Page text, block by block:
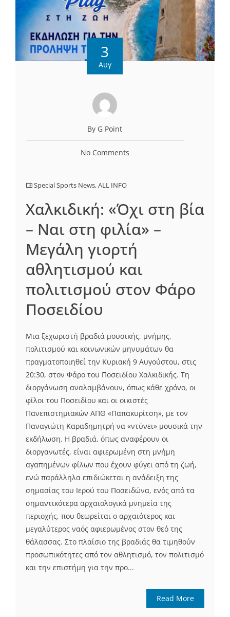
3
Αυγ
By G Point
No Comments
Special Sports News,ALL INFO
Χαλκιδική: «Όχι στη βία
– Ναι στη φιλία» –
Μεγάλη γιορτή
αθλητισμού και
πολιτισμού στον Φάρο
Ποσειδίου
Μια ξεχωριστή βραδιά μουσικής, μνήμης,
πολιτισμού και κοινωνικών μηνυμάτων θα
πραγματοποιηθεί την Κυριακή 9 Αυγούστου, στις
20:30, στον Φάρο του Ποσειδίου Χαλκιδικής. Τη
διοργάνωση αναλαμβάνουν, όπως κάθε χρόνο, οι
φίλοι του Ποσειδίου και οι οικιστές
Πανεπιστημιακών ΑΠΘ «Παπακυρίτση», με τον
Παναγιώτη Καραδημητρή να «ντύνει» μουσικά την
εκδήλωση. Η βραδιά, όπως αναφέρουν οι
διοργανωτές, είναι αφιερωμένη στη μνήμη
αγαπημένων φίλων που έχουν φύγει από τη ζωή,
ενώ παράλληλα επιδιώκεται η ανάδειξη της
σημασίας του Ιερού του Ποσειδώνα, ενός από τα
σημαντικότερα αρχαιολογικά μνημεία της
περιοχής, που θεωρείται ο αρχαιότερος και
μεγαλύτερος ναός αφιερωμένος στον θεό της
θάλασσας. Στο πλαίσιο της βραδιάς θα τιμηθούν
προσωπικότητες από τον αθλητισμό, τον πολιτισμό
και την επιστήμη για την προ...
Read More